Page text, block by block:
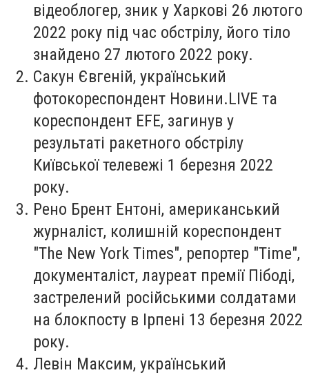
відеоблогер, зник у Харкові 26 лютого
2022 року під час обстрілу, його тіло
знайдено 27 лютого 2022 року.
Сакун Євгеній, український
фотокореспондент Новини.LIVE та
кореспондент EFE, загинув у
результаті ракетного обстрілу
Київської телевежі 1 березня 2022
року.
Рено Брент Ентоні, американський
журналіст, колишній кореспондент
"The New York Times", репортер "Time",
документаліст, лауреат премії Пібоді,
застрелений російськими солдатами
на блокпосту в Ірпені 13 березня 2022
року.
Левін Максим, український